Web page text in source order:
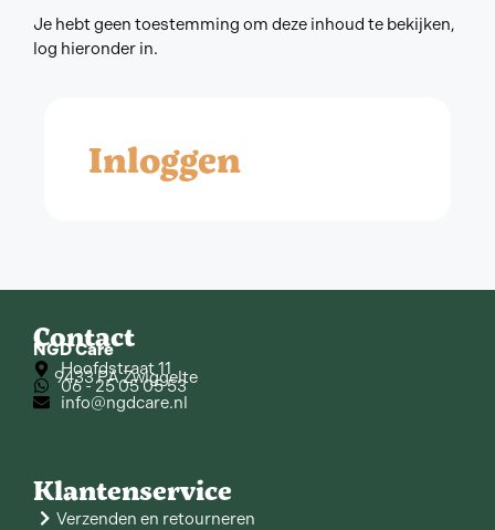
Je hebt geen toestemming om deze inhoud te bekijken,
log hieronder in.
Inloggen
Contact
NGD Care
Hoofdstraat 11
9433 PA Zwiggelte
06 - 25 05 05 53
info@ngdcare.nl
Klantenservice
Verzenden en retourneren